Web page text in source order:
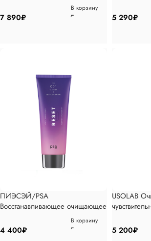
7 890₽
В корзину
5 290₽
ПИЭСЭЙ/PSA
Восстанавливающее очищающее
средство с ягодами асаи и
медом манука, 100мл
4 400₽
В корзину
USOLAB
Intensive
150мл
5 200₽